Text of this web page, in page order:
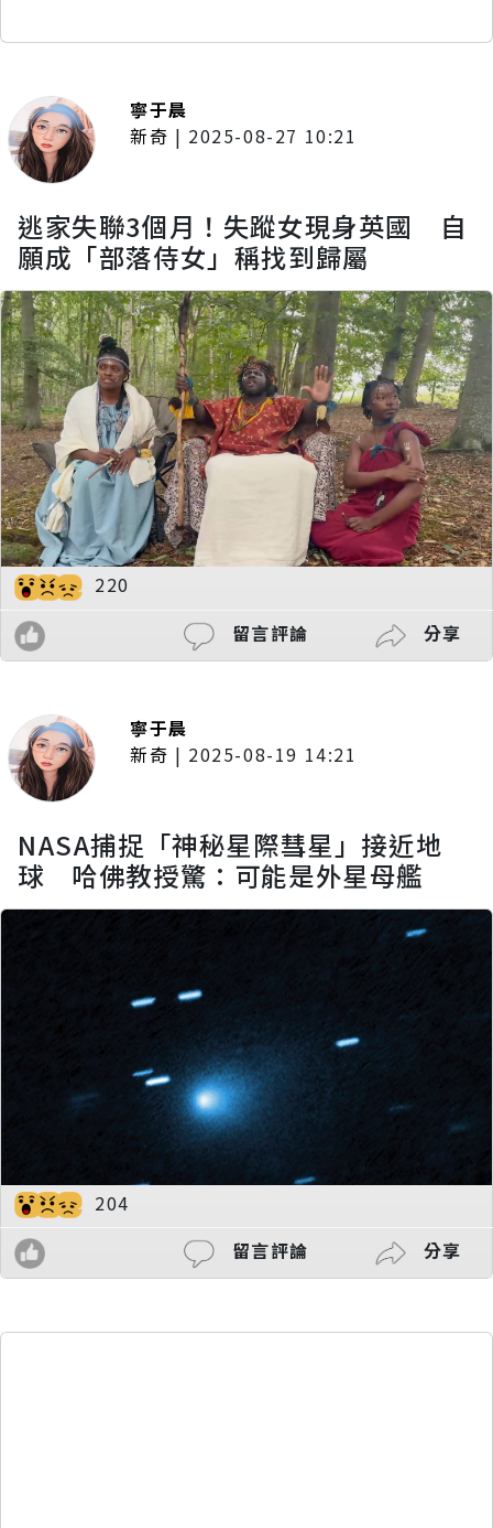
寧于晨
新奇 | 2025-08-27 10:21
逃家失聯3個月！失蹤女現身英國 自
願成「部落侍女」稱找到歸屬
220
留言評論
分享
寧于晨
新奇 | 2025-08-19 14:21
NASA捕捉「神秘星際彗星」接近地
球 哈佛教授驚：可能是外星母艦
204
留言評論
分享